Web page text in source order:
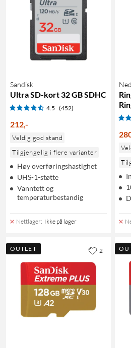
Sandisk
Ultra SD-kort 32 GB SDHC
4.5 (452)
212,-
Veldig god stand
Tilgjengelig i flere varianter
Høy overføringshastighet
UHS-1-støtte
Vanntett og
temperaturbestandig
Nettlager: Ikke på lager
OUTLET 2